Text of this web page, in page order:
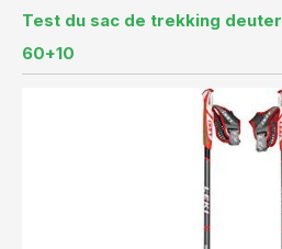
Test du sac de trekking
60+10